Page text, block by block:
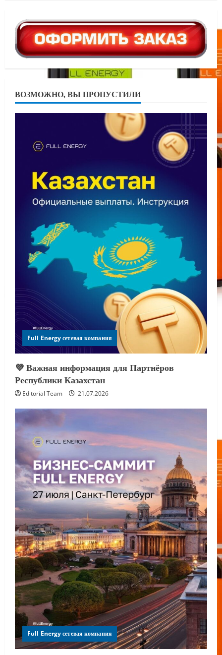
ВОЗМОЖНО, ВЫ ПРОПУСТИЛИ
Full Energy сетевая компания
💜 Важная информация для Партнёров
Республики Казахстан
Editorial Team 21.07.2026
Full Energy сетевая компания